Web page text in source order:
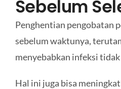
Sebelum
Penghentian pengobatan
sebelum waktunya,
menyebabkan infeksi
Hal ini juga bisa